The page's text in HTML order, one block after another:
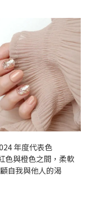
年度代表色
色與橙色之間，柔軟
自我與他人的渴